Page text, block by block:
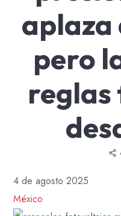
aplaza
pero
reglas
4 de agosto 2025
México